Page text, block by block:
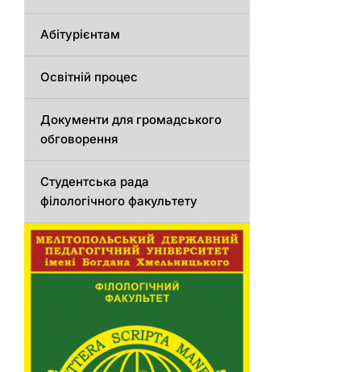
Абітурієнтам
Освітній процес
Документи для громадського
обговорення
Студентська рада
філологічного факультету